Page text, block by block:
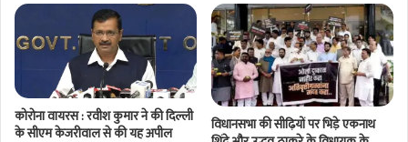
कोरोना वायरस : रवीश कुमार ने की दिल्ली
के सीएम केजरीवाल से की यह अपील
विधानसभा की सीढ़ियों पर भिड़े एकनाथ